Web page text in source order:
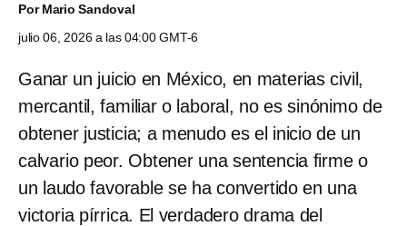
PorMario Sandoval
julio 06, 2026 a las 04:00 GMT-6
Ganar un juicio en México, en materias civil,
mercantil, familiar o laboral, no es sinónimo de
obtener justicia; a menudo es el inicio de un
calvario peor. Obtener una sentencia firme o
un laudo favorable se ha convertido en una
victoria pírrica. El verdadero drama del